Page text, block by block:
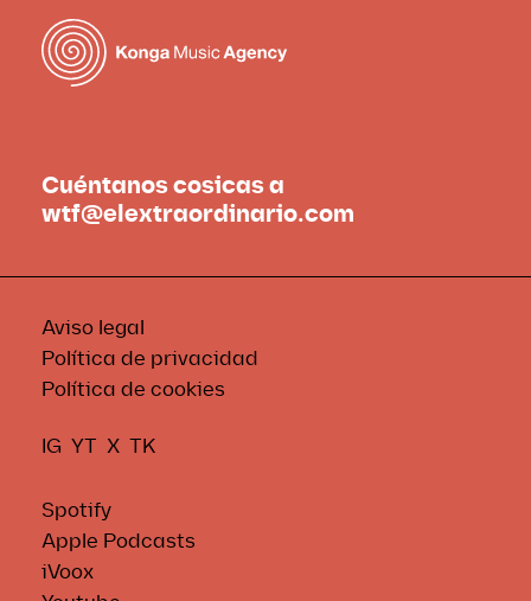
Cuéntanos cosicas a
wtf@elextraordinario.com
Aviso legal
Política de privacidad
Política de cookies
IG YT X TK
Spotify
Apple Podcasts
iVoox